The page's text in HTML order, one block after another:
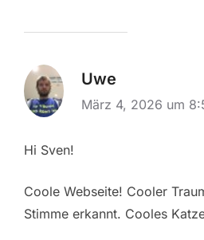
Uwe
März 4, 2026 um
Hi Sven!
Coole Webseite! Cooler
Stimme erkannt. Cooles